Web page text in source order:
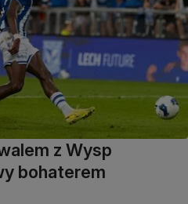
z Wysp
bohaterem